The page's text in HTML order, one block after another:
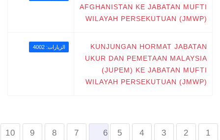
AFGHANISTAN KE JABATAN MUFTI
WILAYAH PERSEKUTUAN (JMWP)
KUNJUNGAN HORMAT JABATAN
UKUR DAN PEMETAAN MALAYSIA
(JUPEM) KE JABATAN MUFTI
WILAYAH PERSEKUTUAN (JMWP)
الزيارات: 4002
1
2
3
4
5
6
7
8
9
10